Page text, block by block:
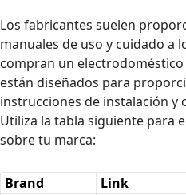
Los fabricantes suelen
manuales de uso y cuidado a
compran un electrodoméstico
están diseñados para
instrucciones de instalación y
Utiliza la tabla siguiente para
sobre tu marca:
Brand
Link